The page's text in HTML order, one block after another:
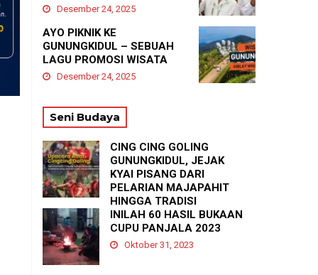
Desember 24, 2025
AYO PIKNIK KE
GUNUNGKIDUL – SEBUAH
LAGU PROMOSI WISATA
Desember 24, 2025
Seni Budaya
CING CING GOLING
GUNUNGKIDUL, JEJAK
KYAI PISANG DARI
PELARIAN MAJAPAHIT
HINGGA TRADISI
TASYAKURAN
PADUKUHAN GEDANGAN
Agustus 21, 2025
INILAH 60 HASIL BUKAAN
CUPU PANJALA 2023
Oktober 31, 2023